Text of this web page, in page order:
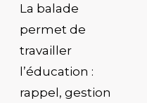
La balade
permet de
travailler
l’éducation :
rappel, gestion